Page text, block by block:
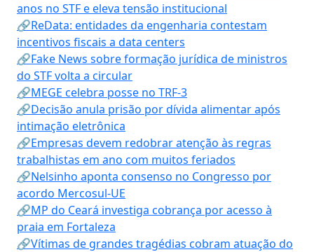
anos no STF e eleva tensão institucional
🔗ReData: entidades da engenharia contestam
incentivos fiscais a data centers
🔗Fake News sobre formação jurídica de ministros
do STF volta a circular
🔗MEGE celebra posse no TRF-3
🔗Decisão anula prisão por dívida alimentar após
intimação eletrônica
🔗Empresas devem redobrar atenção às regras
trabalhistas em ano com muitos feriados
🔗Nelsinho aponta consenso no Congresso por
acordo Mercosul-UE
🔗MP do Ceará investiga cobrança por acesso à
praia em Fortaleza
🔗Vítimas de grandes tragédias cobram atuação do